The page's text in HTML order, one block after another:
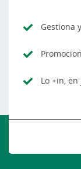
Gestiona
Lo +in,